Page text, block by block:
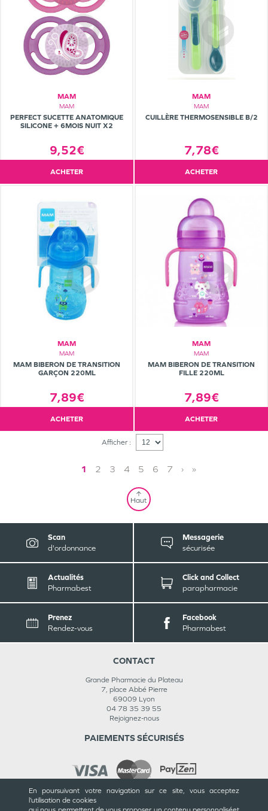
En poursuivant votre navigation sur ce site, vous acceptez
l’utilisation de cookies
MAM
MAM
PERFECT SUCETTE ANATOMIQUE
SILICONE + 6MOIS NUIT X2
9,52€
ACHETER
MAM
MAM
CUILLÈRE THERMOSENSIBLE B/2
7,78€
ACHETER
MAM
MAM
MAM BIBERON DE TRANSITION
GARÇON 220ML
7,89€
ACHETER
MAM
MAM
MAM BIBERON DE TRANSITION
FILLE 220ML
7,89€
ACHETER
Afficher :
1 2 3 4 5 6 7 › »
Haut
Scan
d'ordonnance
Messagerie
sécurisée
Actualités
Pharmabest
Click and Collect
parapharmacie
Prenez
Rendez-vous
Facebook
Pharmabest
CONTACT
Grande Pharmacie du Plateau
7, place Abbé Pierre
69009 Lyon
04 78 35 39 55
Rejoignez-nous
PAIEMENTS SÉCURISÉS